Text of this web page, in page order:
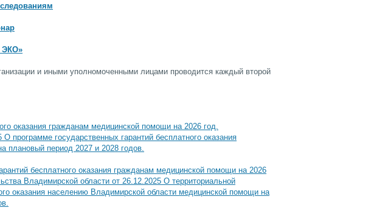
ЭКО»
и иными уполномоченными лицами проводится каждый второй
оказания гражданам медицинской помощи на 2026 год.
программе государственных гарантий бесплатного оказания
плановый период 2027 и 2028 годов.
бесплатного оказания гражданам медицинской помощи на 2026
Владимирской области от 26.12.2025 О территориальной
оказания населению Владимирской области медицинской помощи на